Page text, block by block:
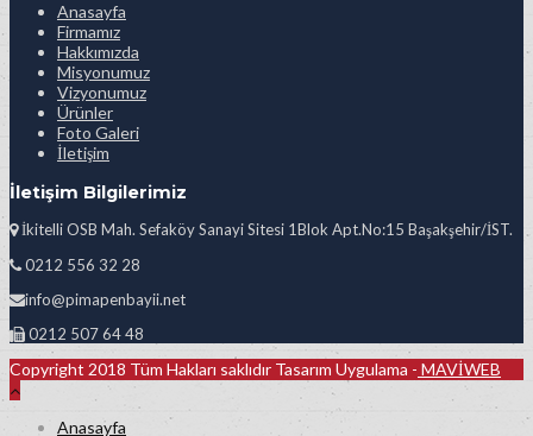
Anasayfa
Firmamız
Hakkımızda
Misyonumuz
Vizyonumuz
Ürünler
Foto Galeri
İletişim
İletişim Bilgilerimiz
İkitelli OSB Mah. Sefaköy Sanayi Sitesi 1Blok Apt.No:15 Başakşehir/İST.
0212 556 32 28
info@pimapenbayii.net
0212 507 64 48
Copyright 2018 Tüm Hakları saklıdır Tasarım Uygulama - MAVİWEB
Anasayfa